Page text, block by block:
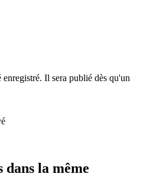
Il sera publié dès qu'un
dans la même